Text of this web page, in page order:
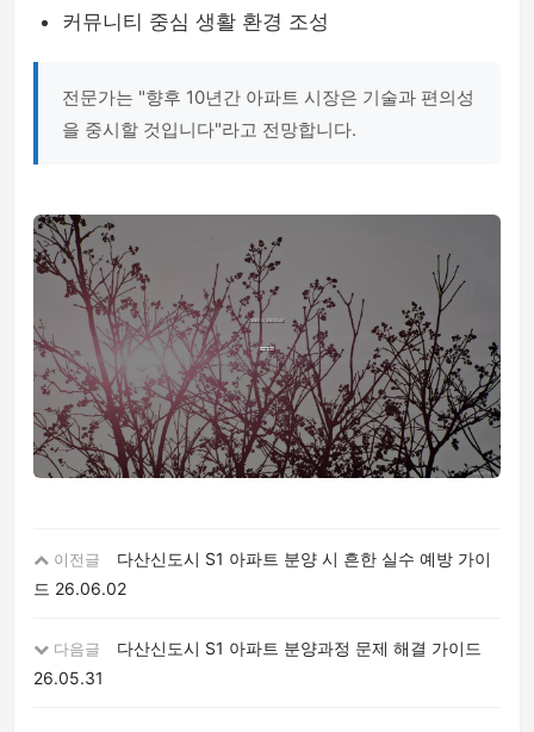
커뮤니티 중심 생활 환경 조성
전문가는 "향후 10년간 아파트 시장은 기술과 편의성
을 중시할 것입니다"라고 전망합니다.
이전글
다산신도시 S1 아파트 분양 시 흔한 실수 예방 가이
드 26.06.02
다음글
다산신도시 S1 아파트 분양과정 문제 해결 가이드
26.05.31